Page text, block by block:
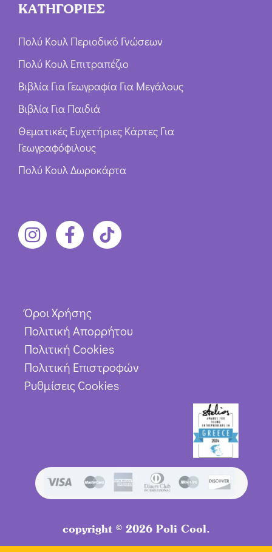
ΚΑΤΗΓΟΡΙΕΣ
Πολύ Κουλ Περιοδικό Γνώσεων
Πολύ Κουλ Επιτραπέζιο
Βιβλία Για Γεωγραφία Για Μεγάλους
Βιβλία Για Παιδιά
Θεματικές Ευχετήριες Κάρτες Για
Γεωγραφόφιλους
Πολύ Κουλ Δωροκάρτα
Όροι Χρήσης
Πολιτική Απορρήτου
Πολιτική Cookies
Πολιτική Επιστροφών
Ρυθμίσεις Cookies
copyright © 2026 Poli Cool.